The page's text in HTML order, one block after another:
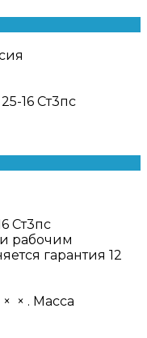
16 Ст3пс
Ст3пс
рабочим
гарантия 12
× . Масса